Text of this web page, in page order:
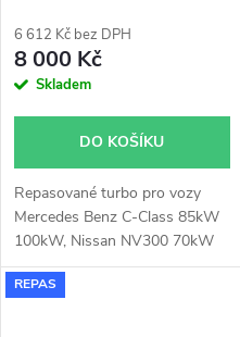
6 612 Kč bez DPH
8 000 Kč
Skladem
DO KOŠÍKU
Repasované turbo pro vozy
Mercedes Benz C-Class 85kW
100kW, Nissan NV300 70kW
89kW 96kW, Qashqai 96kW,
X-Trail 96kW, Opel Vivaro
REPAS